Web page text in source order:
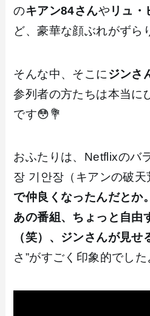
のキアン84さんや リュ・
ど、豪華な顔ぶれがずら
そんな中、そこに ジンさ
参列者の方たちは本当に
です😳💐
おふたりは、Netflixのバ
장 기안장（キアンの破天
で仲良くなったんだとか。
あの番組、ちょっと自由
（笑）、ジンさんが見せ
さ”がすごく印象的でした